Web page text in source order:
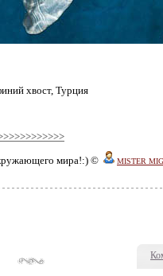
хвост, Турция
мира!:) ©
MISTER